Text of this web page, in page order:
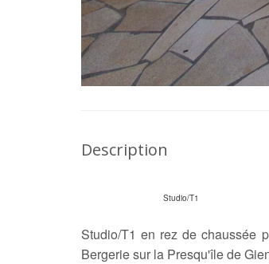
Description
Studio/T1
Studio/T1 en rez de chaussée
Bergerie sur la Presqu'île de